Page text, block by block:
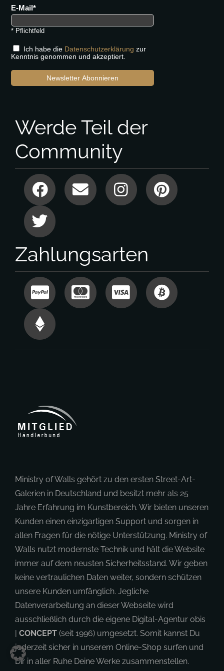
E-Mail
* Pflichtfeld
Ich habe die Datenschutzerklärung zur
Kenntnis genommen und akzeptiert.
Newsletter Abonnieren
Werde Teil der
Community
Zahlungsarten
Ministry of Walls gehört zu den ersten Street-Art-
Galerien in Deutschland und besitzt mehr als 25
Jahre Erfahrung im Kunstbereich. Wir bieten unseren
Kunden einen einzigartigen Support und sorgen in
allen Fragen für die nötige Unterstützung. Ministry of
Walls nutzt modernste Technik und hält die Website
immer auf dem neusten Sicherheitsstand. Wir geben
keine vertraulichen Daten weiter, sondern schützen
unsere Kunden umfänglich. Jegliche
Datenverarbeitung an dieser Webseite wird
ausschließlich durch die eigene Digital-Agentur obis
CONCEPT(seit 1996) umgesetzt. Somit kannst Du
jederzeit sicher in unserem Online-Shop surfen und
Dir in aller Ruhe Deine Werke zusammenstellen.